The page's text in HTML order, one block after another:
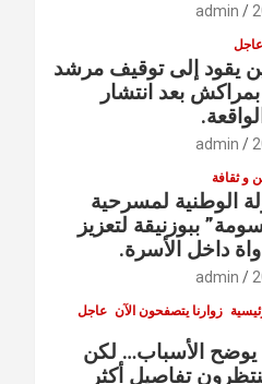
admin
عاجل
يقود إلى توقيف مرشد
بعد انتشار
admin
و ثقافة
الوطنية لمسرحية
ببوزنيقة لتعزيز
داخل الأسرة.
admin
زوارنا يتصفحون الآن عاجل
يوضح الأسباب… لكن
تفاصيل أكثر